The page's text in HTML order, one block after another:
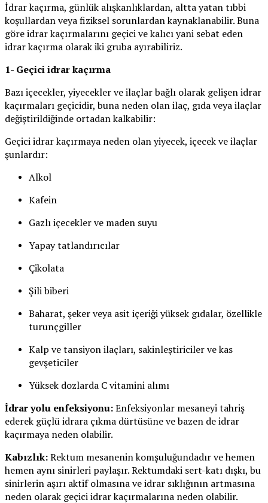
İdrar kaçırma, günlük alışkanlıklardan, altta yatan tıbbi
koşullardan veya fiziksel sorunlardan kaynaklanabilir. Buna
göre idrar kaçırmalarını geçici ve kalıcı yani sebat eden
idrar kaçırma olarak iki gruba ayırabiliriz.
1- Geçici idrar kaçırma
Bazı içecekler, yiyecekler ve ilaçlar bağlı olarak gelişen idrar
kaçırmaları geçicidir, buna neden olan ilaç, gıda veya ilaçlar
değiştirildiğinde ortadan kalkabilir:
Geçici idrar kaçırmaya neden olan yiyecek, içecek ve ilaçlar
şunlardır:
Alkol
Kafein
Gazlı içecekler ve maden suyu
Yapay tatlandırıcılar
Çikolata
Şili biberi
Baharat, şeker veya asit içeriği yüksek gıdalar, özellikle
turunçgiller
Kalp ve tansiyon ilaçları, sakinleştiriciler ve kas
gevşeticiler
Yüksek dozlarda C vitamini alımı
İdrar yolu enfeksiyonu:Enfeksiyonlar mesaneyi tahriş
ederek güçlü idrara çıkma dürtüsüne ve bazen de idrar
kaçırmaya neden olabilir.
Kabızlık:Rektum mesanenin komşuluğundadır ve hemen
hemen aynı sinirleri paylaşır. Rektumdaki sert-katı dışkı, bu
sinirlerin aşırı aktif olmasına ve idrar sıklığının artmasına
neden olarak geçici idrar kaçırmalarına neden olabilir.